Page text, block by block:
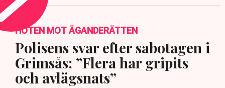
HOTEN MOT ÄGANDERÄTTEN
Polisens svar efter sabotagen i
Grimsås: ”Flera har gripits
och avlägsnats”